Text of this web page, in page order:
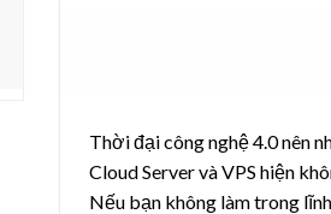
Thời đại công nghệ 4.0 nên
Cloud Server và VPS hiện
Nếu bạn không làm trong